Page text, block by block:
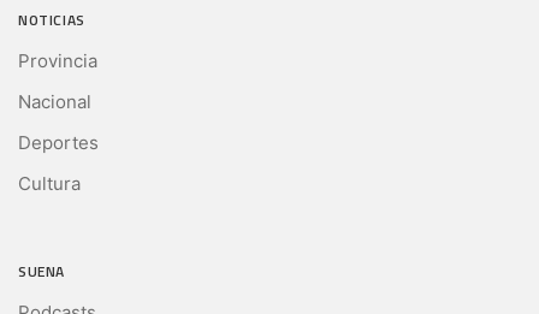
NOTICIAS
Provincia
Nacional
Deportes
Cultura
SUENA